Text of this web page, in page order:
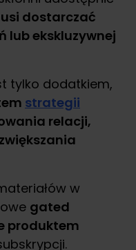
dostarczać
lub ekskluzywnej
tylko dodatkiem,
strategii
relacji,
w
gated
produktem